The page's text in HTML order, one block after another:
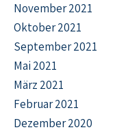
November 2021
Oktober 2021
September 2021
Mai 2021
März 2021
Februar 2021
Dezember 2020